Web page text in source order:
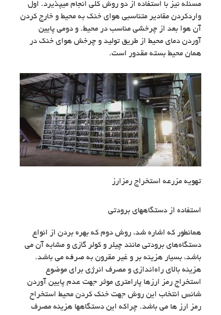
مسئله نیز با استفاده از دو روش کلی انجام میپذیرد. اول
واردکردن مقادیر متناسبی هوای خنک به محیط و خارج کردن
آن هوا بعد از چرخشی مناسب در محیط. و دومی پایین
آوردن دمای محیط از طریق تولید و چرخش هوای خنک در
همان محیط بسته مقدور است.
تهویه مزرعه استخراج رمزارز
استفاده از دستگاههای برودتی
همانطور که اشاره شد، روش دوم که بهره بردن از انواع
دستگاه‌های برودتی مانند چیلر و کولر گازی و مشابه آن می
باشد، بسیار هزینه بر و غیر مقرون به صرفه می باشد.
هزینه بالای راه‌اندازی و مصرف انرژی برای موضوع
استخراج رمز ارزها پارامتری موثر جهت عدم پایین آوردن
شانس انتخاب این روش جهت خنک کردن محیط استخراح
رمز ارز ها می باشد. چراکه این دستگاهها هزینه مصرف